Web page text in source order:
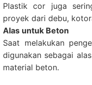
Plastik cor juga
proyek dari debu,
Alas untuk Beton
Saat melakukan
digunakan sebagai
material beton.